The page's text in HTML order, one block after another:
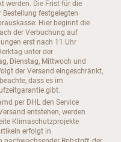
werden. Die Frist für die
festgelegten
Hier beginnt die
der Verbuchung auf
erst nach 11 Uhr
unter der
Dienstag, Mittwoch und
der Versand eingeschränkt,
dass es im
gibt.
per DHL den Service
entstehen, werden
Klimaschutzprojekte
erfolgt in